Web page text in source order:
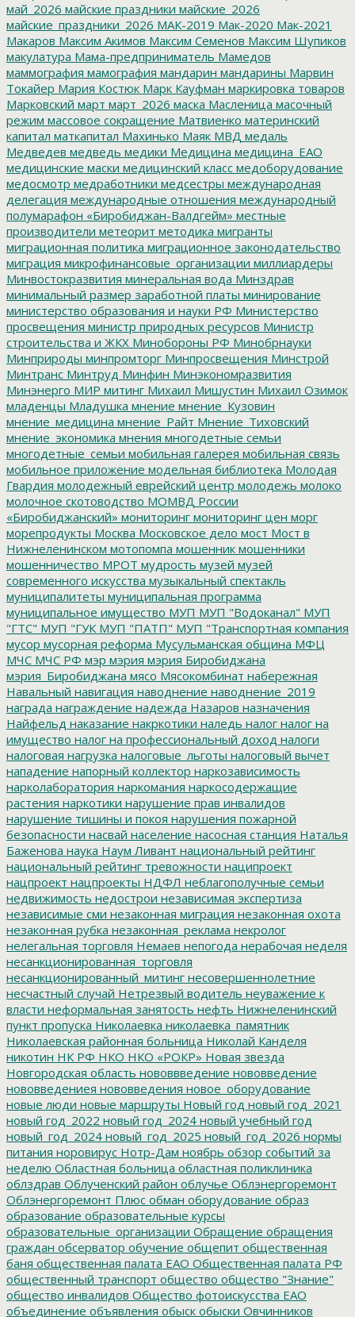
май_2026 майские праздники майские_2026
майские_праздники_2026 МАК-2019 Мак-2020 Мак-2021
Макаров Максим Акимов Максим Семенов Максим Шупиков
макулатура Мама-предприниматель Мамедов
маммография мамография мандарин мандарины Марвин
Токайер Мария Костюк Марк Кауфман маркировка товаров
Марковский март март_2026 маска Масленица масочный
режим массовое сокращение Матвиенко материнский
капитал маткапитал Махинько Маяк МВД медаль
Медведев медведь медики Медицина медицина_ЕАО
медицинские маски медицинский класс медоборудование
медосмотр медработники медсестры международная
делегация международные отношения международный
полумарафон «Биробиджан-Валдгейм» местные
производители метеорит методика мигранты
миграционная политика миграционное законодательство
миграция микрофинансовые_организации миллиардеры
Минвостокразвития минеральная вода Минздрав
минимальный размер заработной платы минирование
министерство образования и науки РФ Министерство
просвещения министр природных ресурсов Министр
строительства и ЖКХ Минобороны РФ Минобрнауки
Минприроды минпромторг Минпросвещения Минстрой
Минтранс Минтруд Минфин Минэкономразвития
Минэнерго МИР митинг Михаил Мишустин Михаил Озимок
младенцы Младушка мнение мнение_Кузовин
мнение_медицина мнение_Райт Мнение_Тиховский
мнение_экономика мнения многодетные семьи
многодетные_семьи мобильная галерея мобильная связь
мобильное приложение модельная библиотека Молодая
Гвардия молодежный еврейский центр молодежь молоко
молочное скотоводство МОМВД России
«Биробиджанский» мониторинг мониторинг цен морг
морепродукты Москва Московское дело мост Мост в
Нижнеленинском мотопомпа мошенник мошенники
мошенничество МРОТ мудрость музей музей
современного искусства музыкальный спектакль
муниципалитеты муниципальная программа
муниципальное имущество МУП МУП "Водоканал" МУП
"ГТС" МУП "ГУК МУП "ПАТП" МУП "Транспортная компания
мусор мусорная реформа Мусульманская община МФЦ
МЧС МЧС РФ мэр мэрия мэрия Биробиджана
мэрия_Биробиджана мясо Мясокомбинат набережная
Навальный навигация наводнение наводнение_2019
награда награждение надежда Назаров назначения
Найфельд наказание накркотики наледь налог налог на
имущество налог на профессиональный доход налоги
налоговая нагрузка налоговые_льготы налоговый вычет
нападение напорный коллектор наркозависимость
нарколаборатория наркомания наркосодержащие
растения наркотики нарушение прав инвалидов
нарушение тишины и покоя нарушения пожарной
безопасности насвай население насосная станция Наталья
Баженова наука Наум Ливант национальный рейтинг
национальный рейтинг тревожности наципроект
нацпроект нацпроекты НДФЛ неблагополучные семьи
недвижимость недострои независимая экспертиза
независимые сми незаконная миграция незаконная охота
незаконная рубка незаконная_реклама некролог
нелегальная торговля Немаев непогода нерабочая неделя
несанкционированная_торговля
несанкционированный_митинг несовершеннолетние
несчастный случай Нетрезвый водитель неуважение к
власти неформальная занятость нефть Нижнеленинский
пункт пропуска Николаевка николаевка_памятник
Николаевская районная больница Николай Канделя
никотин НК РФ НКО НКО «РОКР» Новая звезда
Новгородская область нововвведение нововведение
нововведениея нововведения новое_оборудование
новые люди новые маршруты Новый год новый год_2021
новый год_2022 новый год_2024 новый учебный год
новый_год_2024 новый_год_2025 новый_год_2026 нормы
питания норовирус Нотр-Дам ноябрь обзор событий за
неделю Областная больница областная поликлиника
облздрав Облученский район облучье Облэнергоремонт
Облэнергоремонт Плюс обман оборудование образ
образование образовательные курсы
образовательные_организации Обращение обращения
граждан обсерватор обучение общепит общественная
баня общественная палата ЕАО Общественная палата РФ
общественный транспорт общество общество "Знание"
общество инвалидов Общество фотоискусства ЕАО
объединение объявления обыск обыски Овчинников